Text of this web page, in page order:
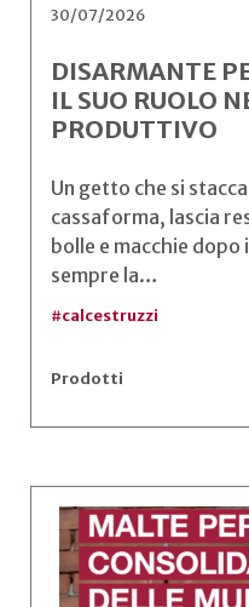
30/07/2026
DISARMANTE
IL SUO RUOLO
PRODUTTIVO
Un getto che si
cassaforma, lascia
bolle e macchie
sempre la…
#calcestruzzi
Prodotti